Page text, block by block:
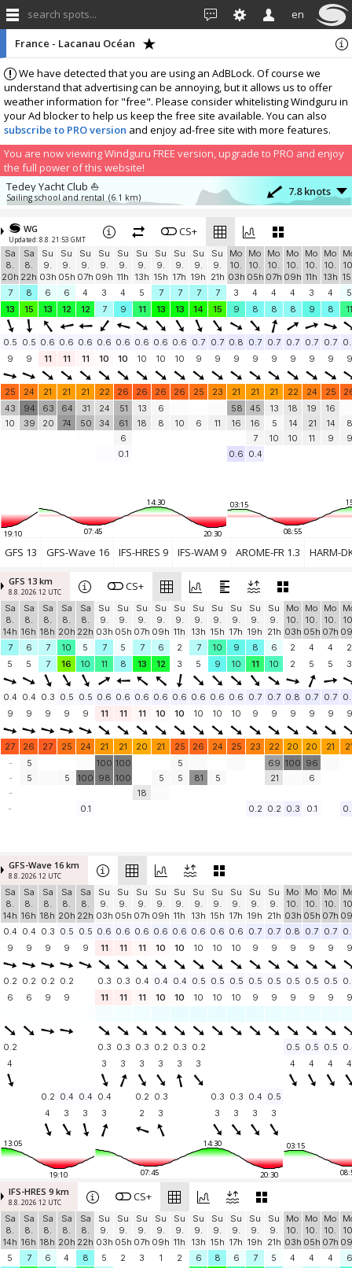
search spots... en
We have detected that you are using an AdBLock. Of course we
understand that advertising can be annoying, but it allows us to offer
weather information for "free". Please consider whitelisting Windguru in
your Ad blocker to help us keep the free site available. You can also
subscribe to PRO version and enjoy ad-free site with more features.
You are now viewing Windguru FREE version, upgrade to PRO and enjoy
the full power of this website!
France - Lacanau Océan
Tedey Yacht Club ⛵
Sailing school and rental (6.1 km) 7.8 knots
LE PORGE
LE PORGE (17.1 km)
13.1 knots
HOURTIN - WEAMETER
KITE ZONE SCHOOL (19.6 km)
14.6 knots
Windbird 1769
Windbird 1769 (38.5 km)
14.9 knots
CVA
CVA (39.1 km)
14.9 knots
Cap Ferret - Kaze Océan Weather Station
Kaze Océan Weather Station (39.6 km)
3 knots
Plage des Arbousiers
Arcachon (40.5 km)
10.1 knots
Plage de la Hume
La Hume (41.1 km)
9.9 knots
PAUILLAC - WEAMETER
18.6 knots
WG
Updated: 8.8. 21:53 GMT
CS+
Sa
8.
20h
Sa
8.
22h
Su
9.
03h
Su
9.
05h
Su
9.
07h
Su
9.
09h
Su
9.
11h
Su
9.
13h
Su
9.
15h
Su
9.
17h
Su
9.
19h
Su
9.
21h
Mo
10.
03h
Mo
10.
05h
Mo
10.
07h
Mo
10.
09h
Mo
10.
11h
Mo
10.
13h
7
8 6 6 4 3 4 5 7 7 7 7 3 4 4 4 3 4
5
13
15 13 12 12 7 9 11 13 13 14 15 9 8 8 8 9 8 11
0.5 0.5 0.6 0.6 0.6 0.6 0.6 0.6 0.6 0.6 0.7 0.7 0.8 0.7 0.7 0.7 0.7 0.7
9
9 11 11 11 10 10 10 10 10 9 9 9 9 9 9 9 9 9
25 24 21 21 21 22 26 26 26 26 25 23 21 21 21 22 24 25
43
10
94
39
63
20
64
74
31
50
24
34
51
61
6
13
18
6
8
10 6 11
58
16
45
16
7
13
5
10
18
14
10
19
21
11
16
14
9
8
9
0.1
0.6 0.4
19:10
14:30
07:45 20:30
03:15
08:55
GFS 13 GFS-Wave 16 IFS-HRES 9 IFS-WAM 9 AROME-FR 1.3 HARM-
GFS 13 km
8.8. 2026 12 UTC CS+
Sa
8.
14h
Sa
8.
16h
Sa
8.
18h
Sa
8.
20h
Sa
8.
22h
Su
9.
03h
Su
9.
05h
Su
9.
07h
Su
9.
09h
Su
9.
11h
Su
9.
13h
Su
9.
15h
Su
9.
17h
Su
9.
19h
Su
9.
21h
Mo
10.
03h
Mo
10.
05h
Mo
10.
07h
7
6 7 10 5 7 5 7 6 2 7 10 9 8 6 2 4 4
2
5
5 7 16 10 11 8 13 12 3 5 9 10 11 10 2 5 5 3
0.4 0.4 0.3 0.5 0.5 0.6 0.6 0.6 0.6 0.6 0.6 0.6 0.6 0.7 0.7 0.8 0.7 0.7
9
9 9 9 9 11 11 11 10 10 10 10 10 9 9 9 9 9 9
27 26 27 25 24 21 21 20 21 25 26 24 25 23 22 20 20 21
-
-
-
5
5
5 100
100
98
100
100
18
5
5
5
81 5
69
21
100 96
6
- 0.1 0.2 0.2 0.3 0.1
GFS-Wave 16 km
8.8. 2026 12 UTC
Sa
8.
14h
Sa
8.
16h
Sa
8.
18h
Sa
8.
20h
Sa
8.
22h
Su
9.
03h
Su
9.
05h
Su
9.
07h
Su
9.
09h
Su
9.
11h
Su
9.
13h
Su
9.
15h
Su
9.
17h
Su
9.
19h
Su
9.
21h
Mo
10.
03h
Mo
10.
05h
Mo
10.
07h
0.4 0.4 0.3 0.5 0.5 0.6 0.6 0.6 0.6 0.6 0.6 0.6 0.6 0.7 0.7 0.8 0.7 0.7
9
9 9 9 9 11 11 11 10 10 10 10 10 9 9 9 9 9 9
0.2 0.2 0.2 0.2 0.3 0.3 0.4 0.4 0.4 0.5 0.5 0.5 0.5 0.5 0.5 0.5 0.5
6
6 9 9 11 11 11 10 10 10 10 10 9 9 9 9 9 9
0.2 0.3 0.3 0.3 0.2 0.3 0.2 0.5 0.5 0.5
4
3 3 3 3 3 3 4 4 4 4
0.2 0.4 0.4 0.4 0.2 0.3 0.3 0.3 0.4 0.5
4
3 3 3 2 3 3 3 3 3
13:05
19:10
14:30
07:45 20:30
03:15
IFS-HRES 9 km
8.8. 2026 12 UTC CS+
Sa
8.
14h
Sa
8.
16h
Sa
8.
18h
Sa
8.
20h
Sa
8.
22h
Su
9.
03h
Su
9.
05h
Su
9.
07h
Su
9.
09h
Su
9.
11h
Su
9.
13h
Su
9.
15h
Su
9.
17h
Su
9.
19h
Su
9.
21h
Mo
10.
03h
Mo
10.
05h
Mo
10.
07h
5
7 6 4 8 5 2 3 1 2 6 8 6 7 5 4 4 4
6